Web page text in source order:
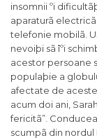
insomnii ºi
aparaturã
telefonie mobilã.
nevoiþi sã îºi
acestor persoane
populaþie a
afectate de
acum doi ani,
fericitã”.
scumpã din